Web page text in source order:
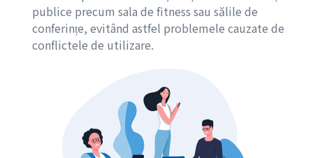
publice precum sala de fitness sau sălile de
conferințe, evitând astfel problemele cauzate de
conflictele de utilizare.